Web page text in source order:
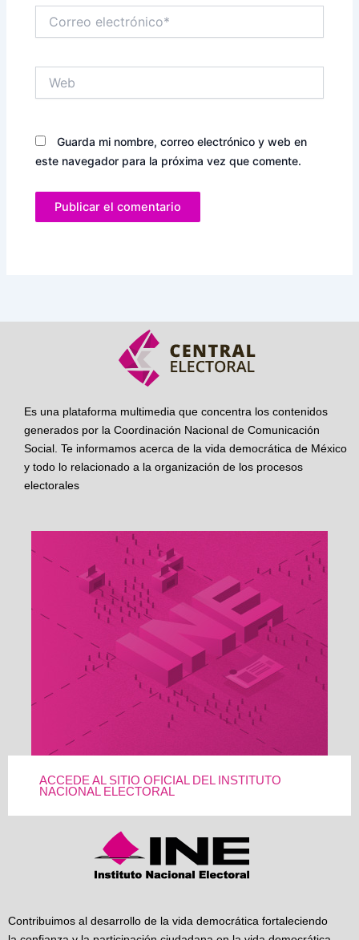
electrónico*
Guarda mi nombre, correo electrónico y web en
este navegador para la próxima vez que comente.
Es una plataforma multimedia que concentra los contenidos
generados por la Coordinación Nacional de Comunicación
Social. Te informamos acerca de la vida democrática de México
y todo lo relacionado a la organización de los procesos
electorales
ACCEDE AL SITIO OFICIAL DEL INSTITUTO
NACIONAL ELECTORAL
Contribuimos al desarrollo de la vida democrática fortaleciendo